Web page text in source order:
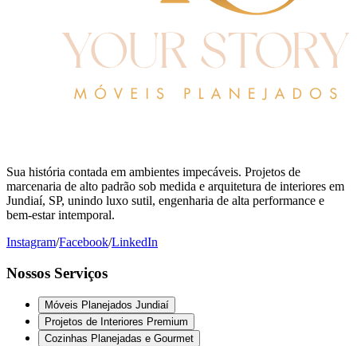
Sua história contada em ambientes impecáveis. Projetos de
marcenaria de alto padrão sob medida e arquitetura de interiores em
Jundiaí, SP, unindo luxo sutil, engenharia de alta performance e
bem-estar intemporal.
Instagram/Facebook/LinkedIn
Nossos Serviços
Móveis Planejados Jundiaí
Projetos de Interiores Premium
Cozinhas Planejadas e Gourmet